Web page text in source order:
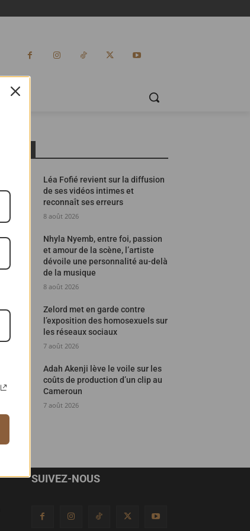
Léa Fofié revient sur la diffusion
de ses vidéos intimes et
reconnaît ses erreurs
8 août 2026
Nhyla Nyemb, entre foi, passion
et amour de la scène, l’artiste
dévoile une personnalité au-delà
de la musique
8 août 2026
Zelord met en garde contre
l’exposition des homosexuels sur
les réseaux sociaux
7 août 2026
Adah Akenji lève le voile sur les
coûts de production d’un clip au
Cameroun
7 août 2026
SUIVEZ-NOUS